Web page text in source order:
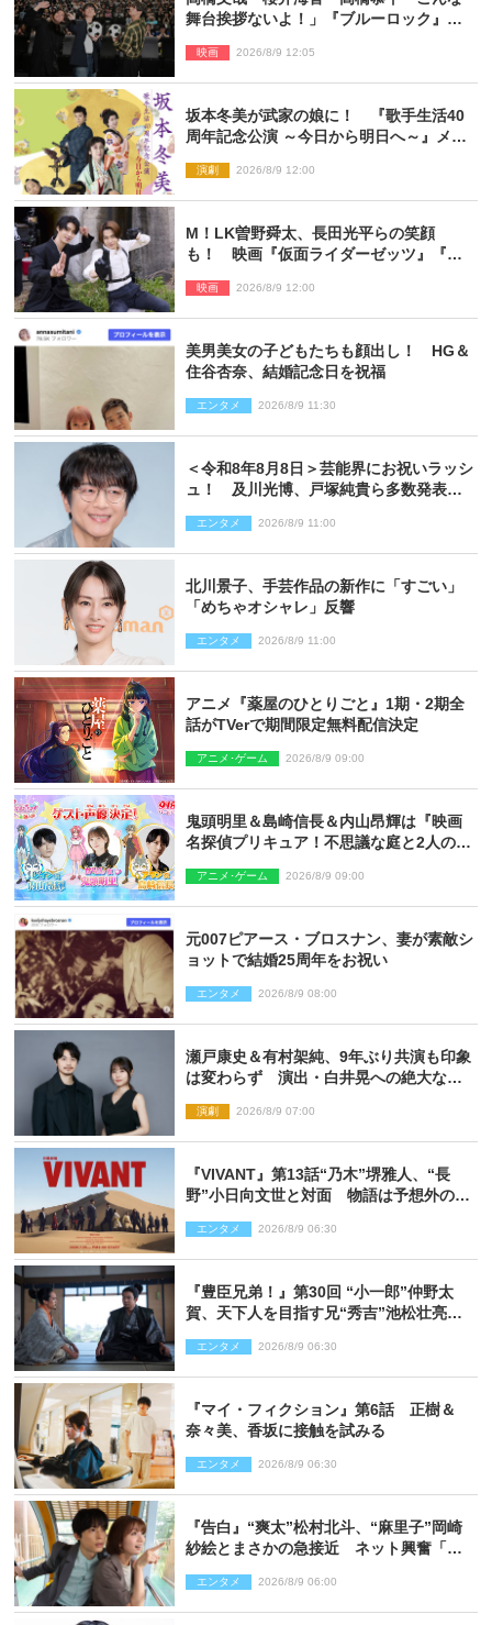
舞台挨拶ないよ！」『ブルーロック』自
映画 2026/8/9 12:05
坂本冬美が武家の娘に！ 『歌手生活40
周年記念公演 ～今日から明日へ～』メイ
演劇 2026/8/9 12:00
M！LK曽野舜太、長田光平らの笑顔
も！ 映画『仮面ライダーゼッツ』『超
ショット到着
映画 2026/8/9 12:00
美男美女の子どもたちも顔出し！ HG＆
住谷杏奈、結婚記念日を祝福
エンタメ 2026/8/9 11:30
＜令和8年8月8日＞芸能界にお祝いラッシ
ュ！ 及川光博、戸塚純貴ら多数発表結
エンタメ 2026/8/9 11:00
北川景子、手芸作品の新作に「すごい」
「めちゃオシャレ」反響
エンタメ 2026/8/9 11:00
アニメ『薬屋のひとりごと』1期・2期全
話がTVerで期間限定無料配信決定
アニメ･ゲーム 2026/8/9 09:00
鬼頭明里＆島崎信長＆内山昂輝は『映画
名探偵プリキュア！不思議な庭と2人の秘
アニメ･ゲーム 2026/8/9 09:00
元007ピアース・ブロスナン、妻が素敵シ
ョットで結婚25周年をお祝い
エンタメ 2026/8/9 08:00
瀬戸康史＆有村架純、9年ぶり共演も印象
は変わらず 演出・白井晃への絶大なる
演劇 2026/8/9 07:00
『VIVANT』第13話“乃木”堺雅人、“長
野”小日向文世と対面 物語は予想外の展
エンタメ 2026/8/9 06:30
『豊臣兄弟！』第30回 “小一郎”仲野太
賀、天下人を目指す兄“秀吉”池松壮亮
エンタメ 2026/8/9 06:30
『マイ・フィクション』第6話 正樹＆
奈々美、香坂に接触を試みる
エンタメ 2026/8/9 06:30
『告白』“爽太”松村北斗、“麻里子”岡崎
紗絵とまさかの急接近 ネット興奮「そ
り）
エンタメ 2026/8/9 06:00